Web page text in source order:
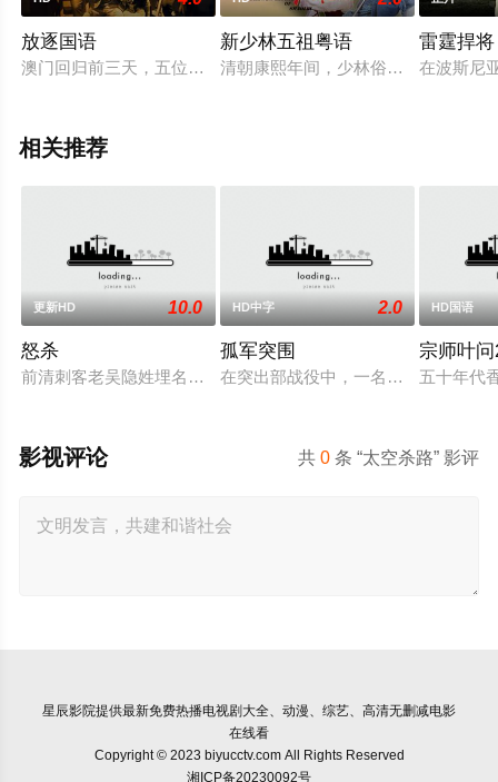
放逐国语
澳门回归前三天，五位情深意重的杀手。杀手阿和(张家辉饰)与
新少林五祖粤语
清朝康熙年间，少林俗家弟子洪熙官
雷霆捍将
在波斯尼
相关推荐
更新HD 10.0
怒杀
前清刺客老吴隐姓埋名于药铺，却为守护单亲母女小茜和依依，
HD中字 2.0
孤军突围
在突出部战役中，一名负伤的美军士
HD国语
宗师叶问
五十年代
共0 条 “太空杀路” 影评
影视评论
星辰影院提供最新免费热播电视剧大全、动漫、综艺、高清无删减电影
在线看
Copyright © 2023 biyucctv.com All Rights Reserved
湘ICP备20230092号